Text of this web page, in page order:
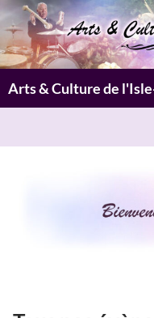
Aller
au
contenu
Arts & Culture de